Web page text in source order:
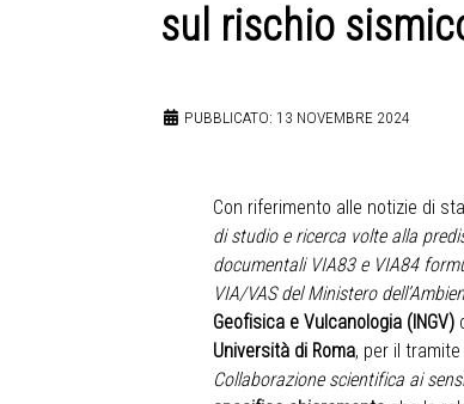
sul rischio
PUBBLICATO: 13 NOVEMBRE 2024
Con riferimento alle notizie di
di studio e ricerca volte alla
documentali VIA83 e VIA84
VIA/VAS del Ministero
Geofisica e Vulcanologia (INGV)
Università di Roma, per il
Collaborazione scientifica ai